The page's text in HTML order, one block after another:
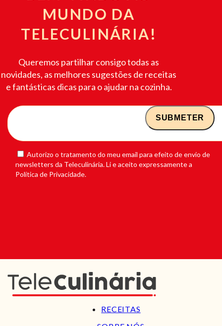
MUNDO DA
TELECULINÁRIA!
Queremos partilhar consigo todas as
novidades, as melhores sugestões de receitas
e fantásticas dicas para o ajudar na cozinha.
Autorizo o tratamento do meu email para efeito de envio de
newsletters da Teleculinária. Li e aceito expressamente a
Política de Privacidade.
RECEITAS